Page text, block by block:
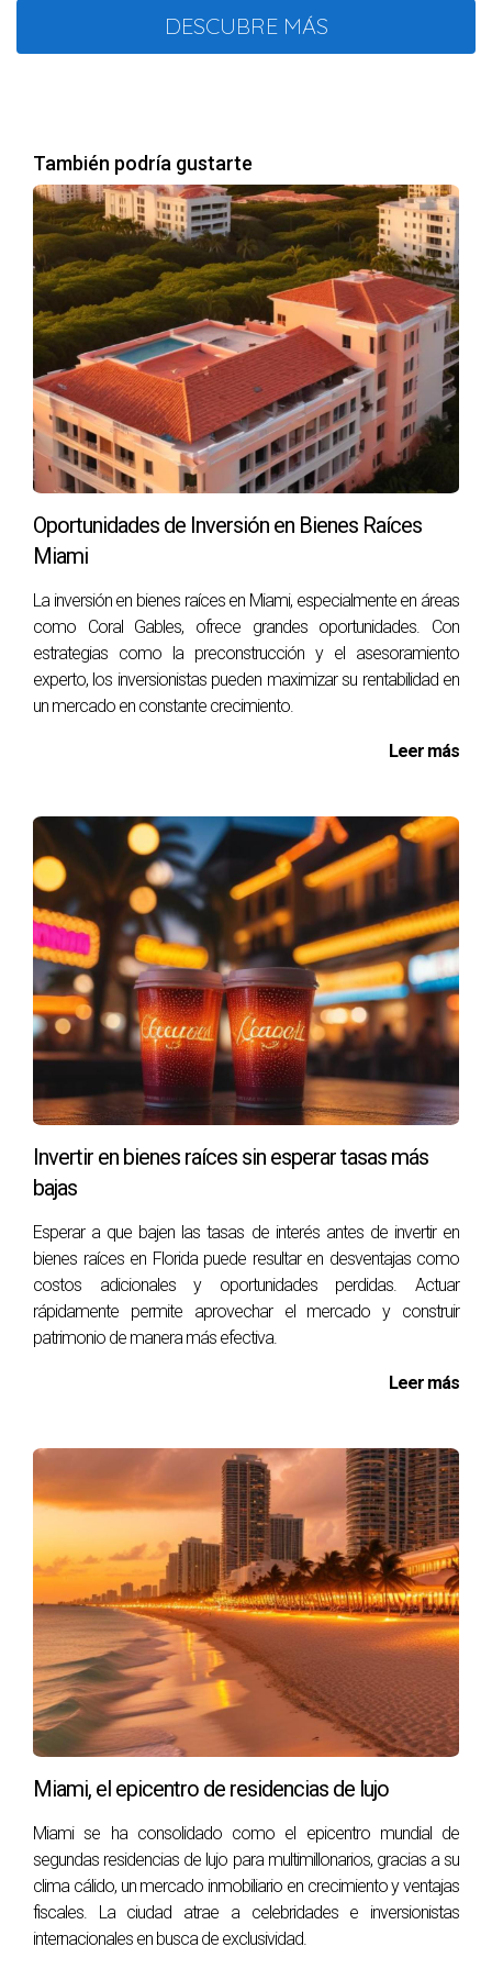
vivienda, lo que garantiza un flujo constante de
Menores barreras de entrada: Invertir en
Facilidad de financiamiento
suelen ofrecer mejores condiciones para
préstamos de propiedades residenciales.
Menor complejidad en la gestión: La
administración de propiedades residenciales es
generalmente más sencilla y menos exigente en
términos de tiempo.
Estabilidad de Ingresos
Una de las mayores ventajas de las propiedades
residenciales es la estabilidad que pueden ofrecer.
Las personas siempre necesitan un lugar para vivir, lo
que significa que los inquilinos suelen ser más estables
a largo plazo. Esto puede traducirse en ingresos
constantes y previsibles, aliviando la presión
financiera sobre el inversor.
Desventajas de Invertir en Propiedades
Residenciales
Sin embargo, no todo son ventajas cuando se trata de
considerar incluyen:
Rendimientos más bajos: En comparación con las
propiedades comerciales, los ingresos
generados pueden ser significativamente
menores.
Alta rotación de inquilinos
: Cambios frecuentes
en la ocupación pueden aumentar los costos de
mantenimiento y vacantes.
Riesgo de mala gestión: Los problemas de
administración, desde la cobranza del alquiler
hasta la atención a los inquilinos, pueden afectar
la rentabilidad.
Mayor regulación: Existen numerosas leyes y
regulaciones que rigen la propiedad residencial,
lo que puede complicar la inversión.
Ventajas de Invertir en Propiedades Comerciales
Las propiedades comerciales también tienen su
atractivo, especialmente para aquellos que buscan
diversificar su cartera de inversiones. Algunas de las
Rendimientos más altos : Las propiedades
comerciales suelen ofrecer tasas de retorno más
elevadas, lo que puede ser un atractivo
significativo.
Contratos de arrendamiento más largos: Los
arrendamientos comerciales son generalmente
más largos, proporcionándote ingresos estables
a largo plazo.
Menor competencia: Dependiendo de la zona,
puede haber menos competencia en el mercado
comercial.
propiedades comerciales pueden aumentar su
valor de manera más significativa en comparación
con residenciales si se manejan adecuadamente.
Flexibilidad de Uso
Además, las propiedades comerciales ofrecen una
DESCUBRE MÁS
También podría gustarte
Oportunidades de Inversión en Bienes Raíces
Miami
La inversión en bienes raíces en Miami, especialmente en áreas
como Coral Gables, ofrece grandes oportunidades. Con
estrategias como la preconstrucción y el asesoramiento
experto, los inversionistas pueden maximizar su rentabilidad en
un mercado en constante crecimiento.
Leer más
Invertir en bienes raíces sin esperar tasas más
bajas
Esperar a que bajen las tasas de interés antes de invertir en
bienes raíces en Florida puede resultar en desventajas como
costos adicionales y oportunidades perdidas. Actuar
rápidamente permite aprovechar el mercado y construir
patrimonio de manera más efectiva.
Leer más
Miami, el epicentro de residencias de lujo
Miami se ha consolidado como el epicentro mundial de
segundas residencias de lujo para multimillonarios, gracias a su
clima cálido, un mercado inmobiliario en crecimiento y ventajas
fiscales. La ciudad atrae a celebridades e inversionistas
internacionales en busca de exclusividad.